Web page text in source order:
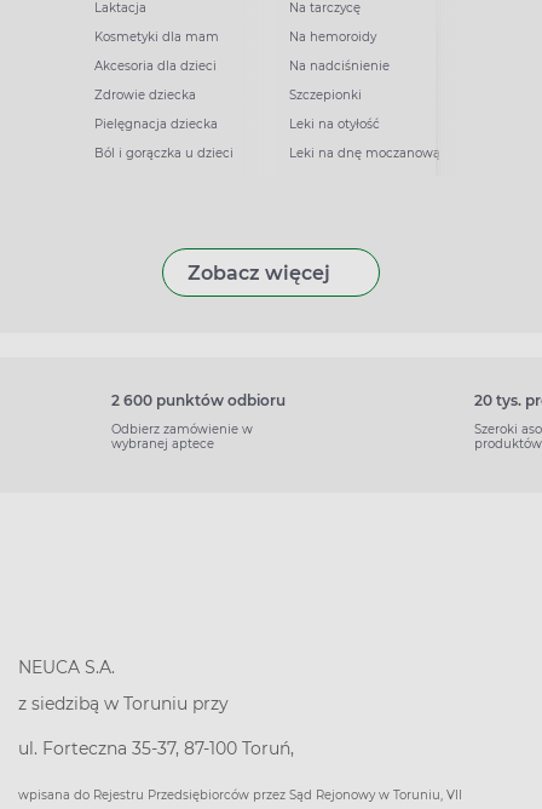
Laktacja
Kosmetyki dla mam
Akcesoria dla dzieci
Zdrowie dziecka
Pielęgnacja dziecka
Ból i gorączka u dzieci
Na tarczycę
Na hemoroidy
Na nadciśnienie
Szczepionki
Leki na otyłość
Leki na dnę moczanową
Zobacz więcej
2 600 punktów odbioru
Odbierz zamówienie w
wybranej aptece
20 tys.
Szeroki
produktów
NEUCA S.A.
z siedzibą w Toruniu przy
ul. Forteczna 35-37, 87-100 Toruń,
wpisana do Rejestru Przedsiębiorców przez Sąd Rejonowy w Toruniu, VII